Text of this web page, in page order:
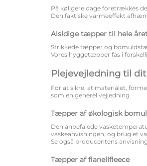
På køligere dage foretrækkes
Den faktiske varmeeffekt
Alsidige tæpper til hele
Strikkede tæpper og
Vores hyggetæpper fås i
Plejevejledning til
For at sikre, at materialet,
som en generel vejledning.
Tæpper af økologisk
Den anbefalede
vaskeanvisningen, og brug et
Se også producentens
Tæpper af flanellfleece